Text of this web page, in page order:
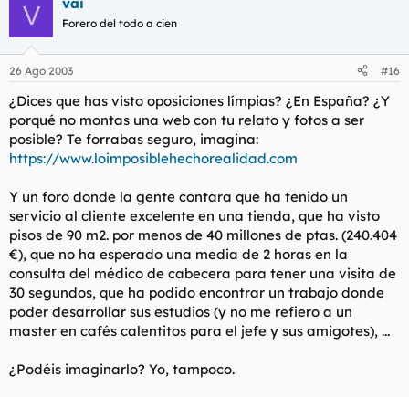
V Forero del todo a cien
26 Ago 2003 #16
¿Dices que has visto oposiciones límpias? ¿En España? ¿Y
porqué no montas una web con tu relato y fotos a ser
posible? Te forrabas seguro, imagina:
https://www.loimposiblehechorealidad.com
Y un foro donde la gente contara que ha tenido un
servicio al cliente excelente en una tienda, que ha visto
pisos de 90 m2. por menos de 40 millones de ptas. (240.404
€), que no ha esperado una media de 2 horas en la
consulta del médico de cabecera para tener una visita de
30 segundos, que ha podido encontrar un trabajo donde
poder desarrollar sus estudios (y no me refiero a un
master en cafés calentitos para el jefe y sus amigotes), ...
¿Podéis imaginarlo? Yo, tampoco.